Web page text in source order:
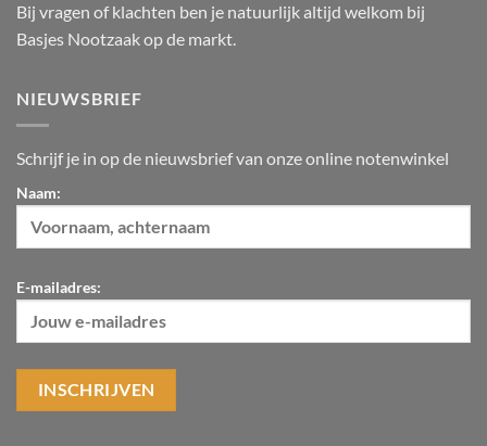
Bij vragen of klachten ben je natuurlijk altijd welkom bij
Basjes Nootzaak op de markt.
NIEUWSBRIEF
Schrijf je in op de nieuwsbrief van onze online notenwinkel
Naam:
E-mailadres: